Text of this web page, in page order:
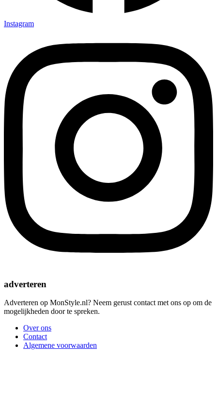
Instagram
adverteren
Adverteren op MonStyle.nl? Neem gerust contact met ons op om de
mogelijkheden door te spreken.
Over ons
Contact
Algemene voorwaarden